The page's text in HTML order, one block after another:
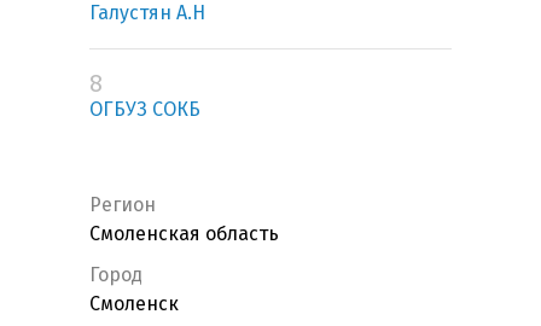
Галустян А.Н
8
ОГБУЗ СОКБ
Регион
Смоленская область
Город
Смоленск